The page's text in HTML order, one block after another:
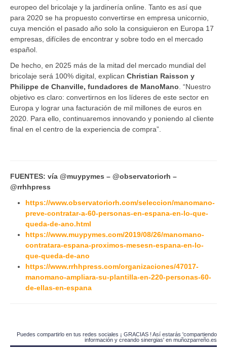
europeo del bricolaje y la jardinería online. Tanto es así que
para 2020 se ha propuesto convertirse en empresa unicornio,
cuya mención el pasado año solo la consiguieron en Europa 17
empresas, difíciles de encontrar y sobre todo en el mercado
español.
De hecho, en 2025 más de la mitad del mercado mundial del
bricolaje será 100% digital, explican Christian Raisson y
Philippe de Chanville, fundadores de ManoMano . “Nuestro
objetivo es claro: convertirnos en los líderes de este sector en
Europa y lograr una facturación de mil millones de euros en
2020. Para ello, continuaremos innovando y poniendo al cliente
final en el centro de la experiencia de compra”.
FUENTES: vía @muypymes – @observatoriorh –
@rrhhpress
https://www.observatoriorh.com/seleccion/manomano-
preve-contratar-a-60-personas-en-espana-en-lo-que-
queda-de-ano.html
https://www.muypymes.com/2019/08/26/manomano-
contratara-espana-proximos-mesesn-espana-en-lo-
que-queda-de-ano
https://www.rrhhpress.com/organizaciones/47017-
manomano-ampliara-su-plantilla-en-220-personas-60-
de-ellas-en-espana
Puedes compartirlo en tus redes sociales ¡ GRACIAS ! Así estarás 'compartiendo
información y creando sinergias' en muñozparreño.es